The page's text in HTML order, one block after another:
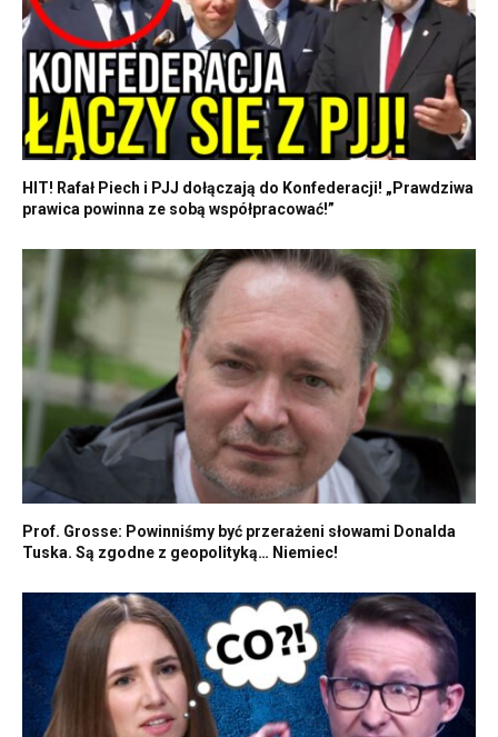
HIT! Rafał Piech i PJJ dołączają do Konfederacji! „Prawdziwa
prawica powinna ze sobą współpracować!”
Prof. Grosse: Powinniśmy być przerażeni słowami Donalda
Tuska. Są zgodne z geopolityką… Niemiec!